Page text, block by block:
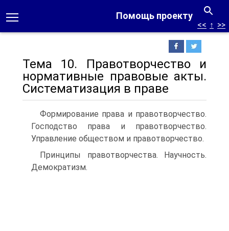
Помощь проекту
<< ↑ >>
Тема 10. Правотворчество и
нормативные правовые акты.
Систематизация в праве
Формирование права и правотворчество.
Господство права и правотворчество.
Управление обществом и правотворчество.
Принципы правотворчества. Научность.
Демократизм.